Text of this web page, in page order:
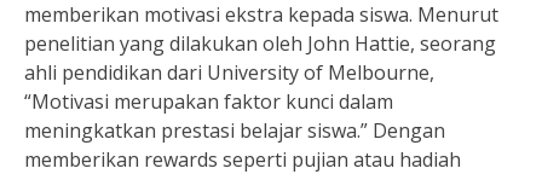
memberikan motivasi ekstra kepada siswa. Menurut
penelitian yang dilakukan oleh John Hattie, seorang
ahli pendidikan dari University of Melbourne,
“Motivasi merupakan faktor kunci dalam
meningkatkan prestasi belajar siswa.” Dengan
memberikan rewards seperti pujian atau hadiah